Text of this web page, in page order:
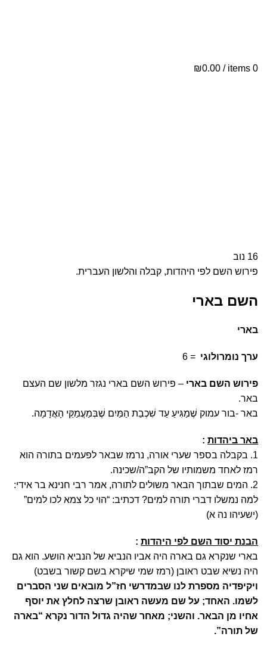
0
items
/
₪0.00
16 נוב
פירוש השם לפי היהדות, קבלה והלשון העברית.
השם בארי
בארי
ערך נומרולוגי = 6
פירוש השם בארי – פירוש השם בארי נגזר מלשון שם העצם
באר.
באר -בור עמוק שֶׁמַגִּיעַ עַד שִׁכְבַת הַמַּיִם שֶׁבְּמַעֲמַקֵּי הָאֲדָמָה.
באר ביהדות :
1. בקבלה בספר שערי אורה, נרמז שבאר לפעמים בתורה הוא
רמז לאחד משמותיו של הקב”ה/שכינה.
2. המים שבתוך הבאר משולים לתורה, אמר רבי חנינא בר אידי:
למה נמשלו דברי תורה למים? דכתיב: “הוי כל צמא לכו למים”
(ישעיהו נה א)
הבנת יסוד השם לפי היהדות :
בארי שנקרא גם בארה היה אביו הנביא של הנביא הושע. הוא גם
היה נשיא שבט ראובן (רמז שמי שיקרא בשם קשור בשבט)
ויקיפדיה מספרת לנו שבמדרשי חז”ל מובאים שני הסברים
לשמו. האחד; על שם מעשה ראובן שרצה לחלץ את יוסף
אחיו מן הבאר. והשני; מאחר שהיה גדול הדור נקרא “בארה
של תורה”.